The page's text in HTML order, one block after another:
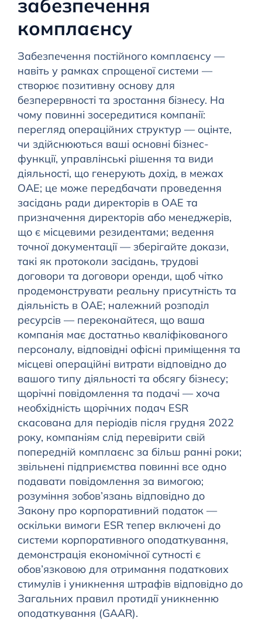
забезпечення
комплаєнсу
Забезпечення постійного комплаєнсу —
навіть у рамках спрощеної системи —
створює позитивну основу для
безперервності та зростання бізнесу. На
чому повинні зосередитися компанії:
перегляд операційних структур — оцінте,
чи здійснюються ваші основні бізнес-
функції, управлінські рішення та види
діяльності, що генерують дохід, в межах
ОАЕ; це може передбачати проведення
засідань ради директорів в ОАЕ та
призначення директорів або менеджерів,
що є місцевими резидентами; ведення
точної документації — зберігайте докази,
такі як протоколи засідань, трудові
договори та договори оренди, щоб чітко
продемонструвати реальну присутність та
діяльність в ОАЕ; належний розподіл
ресурсів — переконайтеся, що ваша
компанія має достатньо кваліфікованого
персоналу, відповідні офісні приміщення та
місцеві операційні витрати відповідно до
вашого типу діяльності та обсягу бізнесу;
щорічні повідомлення та подачі — хоча
необхідність щорічних подач ESR
скасована для періодів після грудня 2022
року, компаніям слід перевірити свій
попередній комплаєнс за більш ранні роки;
звільнені підприємства повинні все одно
подавати повідомлення за вимогою;
розуміння зобов’язань відповідно до
Закону про корпоративний податок —
оскільки вимоги ESR тепер включені до
системи корпоративного оподаткування,
демонстрація економічної сутності є
обов’язковою для отримання податкових
стимулів і уникнення штрафів відповідно до
Загальних правил протидії уникненню
оподаткування (GAAR).